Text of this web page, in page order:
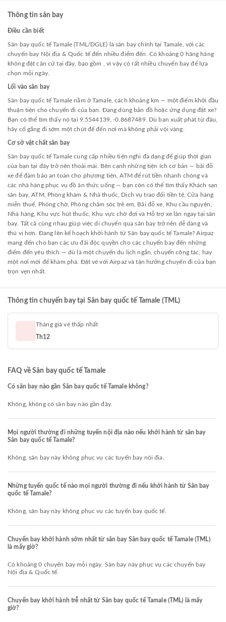
Thông tin sân bay
Điều cần biết
Sân bay quốc tế Tamale (TML/DGLE) là sân bay chính tại Tamale, với các
chuyến bay Nội địa & Quốc tế đến nhiều điểm đến. Có khoảng 0 hãng hàng
không đặt căn cứ tại đây, bao gồm , vì vậy có rất nhiều chuyến bay để lựa
chọn mỗi ngày.
Lối vào sân bay
Sân bay quốc tế Tamale nằm ở Tamale, cách khoảng km — một điểm khởi đầu
thuận tiện cho chuyến đi của bạn. Đang dùng bản đồ hoặc ứng dụng đặt xe?
Bạn có thể tìm thấy nó tại 9.5544139, -0.8687489. Dù bạn xuất phát từ đâu,
hãy cố gắng đi sớm một chút để đến nơi mà không phải vội vàng.
Cơ sở vật chất sân bay
Sân bay quốc tế Tamale cung cấp nhiều tiện nghi đa dạng để giúp thời gian
của bạn tại đây trở nên thoải mái. Bên cạnh những tiện ích cơ bản — bãi đỗ
xe để đảm bảo an toàn cho phương tiện, ATM để rút tiền nhanh chóng và
các nhà hàng phục vụ đồ ăn thức uống — bạn còn có thể tìm thấy Khách sạn
sân bay, ATM, Phòng khám & Nhà thuốc, Dịch vụ trao đổi tiền tệ, Cửa hàng
miễn thuế, Phòng chờ, Phòng chăm sóc trẻ em, Bãi đỗ xe, Khu cầu nguyện,
Nhà hàng, Khu vực hút thuốc, Khu vực chờ đợi và Hỗ trợ xe lăn ngay tại sân
bay. Tất cả cùng nhau giúp việc di chuyển qua sân bay trở nên dễ dàng và
thú vị hơn. Đang lên kế hoạch khởi hành từ Sân bay quốc tế Tamale? Airpaz
mang đến cho bạn các ưu đãi độc quyền cho các chuyến bay đến những
điểm đến yêu thích — dù là một chuyến du lịch ngắn, chuyến công tác, hay
một nơi mới để khám phá. Đặt vé với Airpaz và tận hưởng chuyến đi của bạn
trọn vẹn nhất.
Thông tin chuyến bay tại Sân bay quốc tế Tamale (TML)
Tháng giá vé thấp nhất
Th12
FAQ về Sân bay quốc tế Tamale
Có sân bay nào gần Sân bay quốc tế Tamale không?
Không, không có sân bay nào gần đây.
Mọi người thường đi những tuyến nội địa nào nếu khởi hành từ sân bay
Sân bay quốc tế Tamale?
Không, sân bay này không phục vụ các tuyến bay nội địa.
Những tuyến quốc tế nào mọi người thường đi nếu khởi hành từ Sân bay
quốc tế Tamale?
Không, sân bay này không phục vụ các tuyến bay quốc tế.
Chuyến bay khởi hành sớm nhất từ sân bay Sân bay quốc tế Tamale (TML)
là mấy giờ?
Có khoảng 0 chuyến bay mỗi ngày. Sân bay này phục vụ các chuyến bay
Nội địa & Quốc tế.
Chuyến bay khởi hành trễ nhất từ Sân bay quốc tế Tamale (TML) là mấy
giờ?